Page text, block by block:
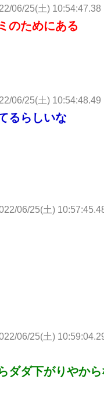
06/25(土)
のためにある
06/25(土)
るらしいな
06/25(土)
06/25(土)
ダダ下がりやか